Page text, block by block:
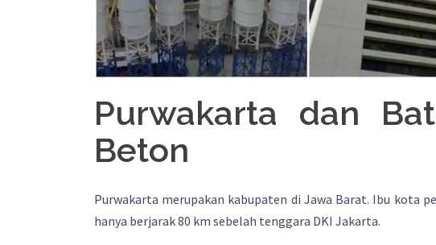
Purwakarta dan
Beton
Purwakarta merupakan kabupaten di Jawa Barat. Ibu kota
hanya berjarak 80 km sebelah tenggara DKI Jakarta.